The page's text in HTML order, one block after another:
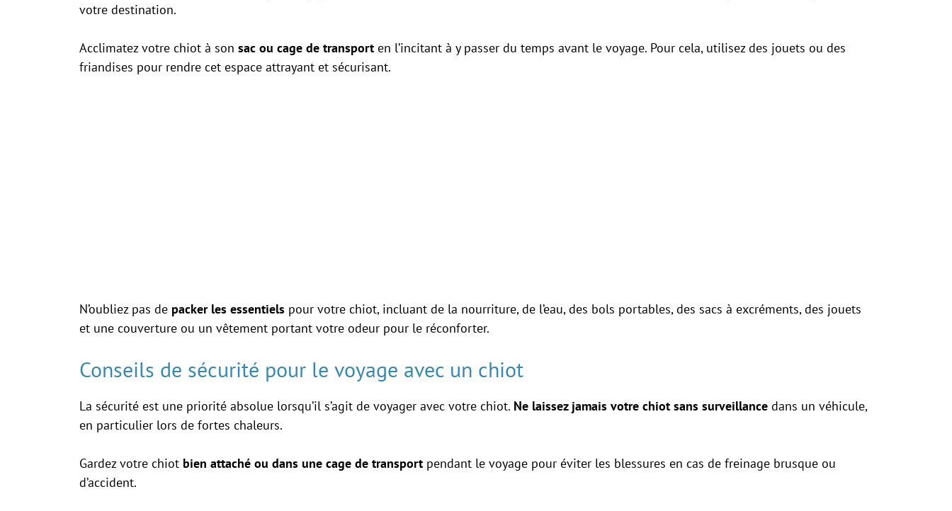
votre destination.
Acclimatez votre chiot à son sac ou cage de transport en l’incitant à y passer du temps avant le voyage. Pour cela, utilisez des jouets ou des
friandises pour rendre cet espace attrayant et sécurisant.
N’oubliez pas de packer les essentiels pour votre chiot, incluant de la nourriture, de l’eau, des bols portables, des sacs à excréments, des jouets
et une couverture ou un vêtement portant votre odeur pour le réconforter.
Conseils de sécurité pour le voyage avec un chiot
La sécurité est une priorité absolue lorsqu’il s’agit de voyager avec votre chiot. Ne laissez jamais votre chiot sans surveillance dans un véhicule,
en particulier lors de fortes chaleurs.
Gardez votre chiot bien attaché ou dans une cage de transport pendant le voyage pour éviter les blessures en cas de freinage brusque ou
d’accident.